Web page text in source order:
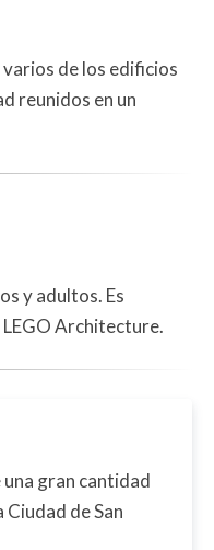
varios de los edificios
reunidos en un
y adultos. Es
Architecture.
gran cantidad
de San